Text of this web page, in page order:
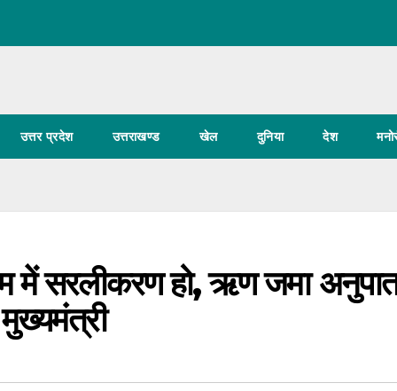
उत्तर प्रदेश उत्तराखण्ड खेल दुनिया देश
में सरलीकरण हो, ऋण जमा